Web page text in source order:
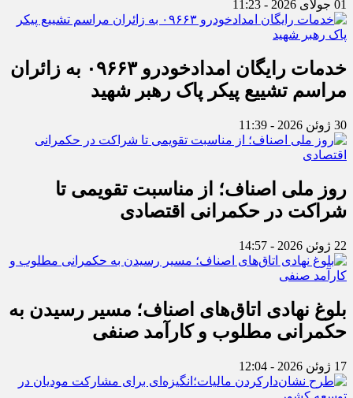
01 جولای 2026 - 11:23
خدمات رایگان امدادخودرو ۰۹۶۶۳ به زائران
مراسم تشییع پیکر پاک رهبر شهید
30 ژوئن 2026 - 11:39
روز ملی اصناف؛ از مناسبت تقویمی تا
شراکت در حکمرانی اقتصادی
22 ژوئن 2026 - 14:57
بلوغ نهادی اتاق‌های اصناف؛ مسیر رسیدن به
حکمرانی مطلوب و کارآمد صنفی
17 ژوئن 2026 - 12:04